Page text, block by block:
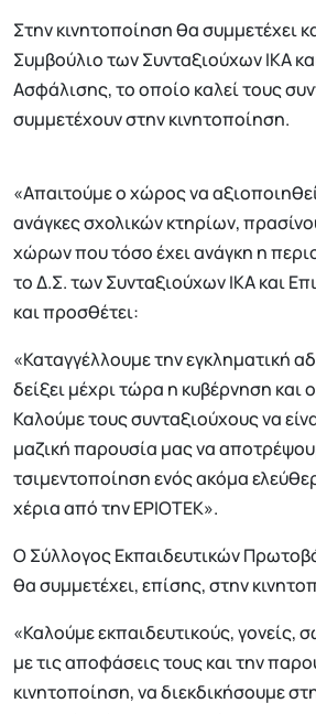
Στην κινητοποίηση θα συμμετέχει
Συμβούλιο των Συνταξιούχων ΙΚΑ
Ασφάλισης, το οποίο καλεί τους
συμμετέχουν στην κινητοποίηση.
«Απαιτούμε ο χώρος να
ανάγκες σχολικών κτηρίων,
χώρων που τόσο έχει ανάγκη η
το Δ.Σ. των Συνταξιούχων ΙΚΑ και
και προσθέτει:
«Καταγγέλλουμε την εγκληματική
δείξει μέχρι τώρα η κυβέρνηση και
Καλούμε τους συνταξιούχους να
μαζική παρουσία μας να
τσιμεντοποίηση ενός ακόμα
χέρια από την ΕΡΙΟΤΕΚ».
Ο Σύλλογος Εκπαιδευτικών
θα συμμετέχει, επίσης, στην
«Καλούμε εκπαιδευτικούς, γονείς,
με τις αποφάσεις τους και την
κινητοποίηση, να διεκδικήσουμε